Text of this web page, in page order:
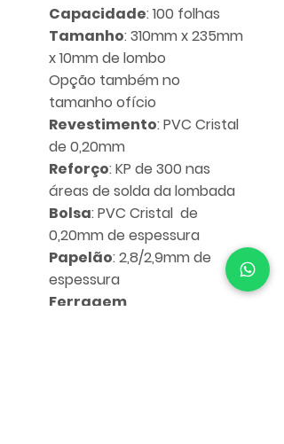
Capacidade: 100 folhas
Tamanho: 310mm x 235mm
x 10mm de lombo
Opção também no
tamanho ofício
Revestimento: PVC Cristal
de 0,20mm
Reforço: KP de 300 nas
áreas de solda da lombada
Bolsa: PVC Cristal de
0,20mm de espessura
Papelão: 2,8/2,9mm de
espessura
Ferragem